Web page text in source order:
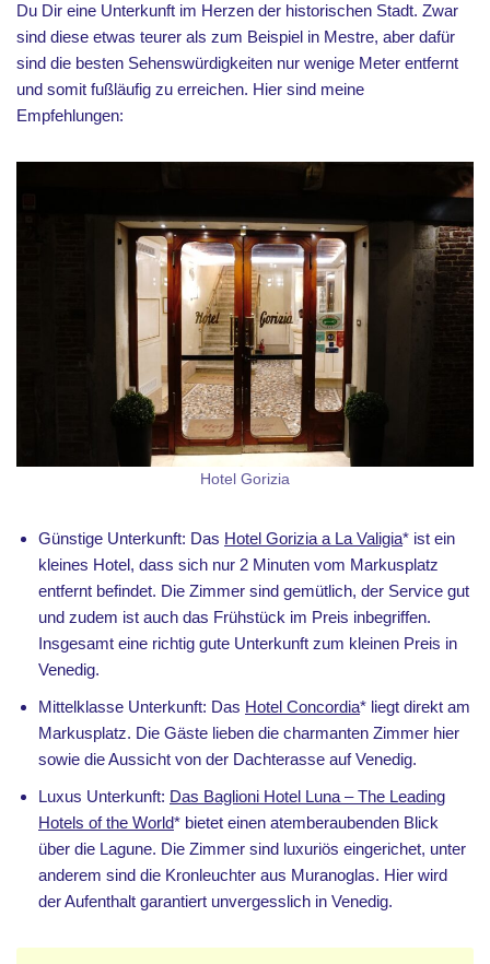
Du Dir eine Unterkunft im Herzen der historischen Stadt. Zwar
sind diese etwas teurer als zum Beispiel in Mestre, aber dafür
sind die besten Sehenswürdigkeiten nur wenige Meter entfernt
und somit fußläufig zu erreichen. Hier sind meine
Empfehlungen:
Hotel Gorizia
Günstige Unterkunft: Das Hotel Gorizia a La Valigia* ist ein
kleines Hotel, dass sich nur 2 Minuten vom Markusplatz
entfernt befindet. Die Zimmer sind gemütlich, der Service gut
und zudem ist auch das Frühstück im Preis inbegriffen.
Insgesamt eine richtig gute Unterkunft zum kleinen Preis in
Venedig.
Mittelklasse Unterkunft: Das Hotel Concordia* liegt direkt am
Markusplatz. Die Gäste lieben die charmanten Zimmer hier
sowie die Aussicht von der Dachterasse auf Venedig.
Luxus Unterkunft: Das Baglioni Hotel Luna – The Leading
Hotels of the World* bietet einen atemberaubenden Blick
über die Lagune. Die Zimmer sind luxuriös eingerichet, unter
anderem sind die Kronleuchter aus Muranoglas. Hier wird
der Aufenthalt garantiert unvergesslich in Venedig.